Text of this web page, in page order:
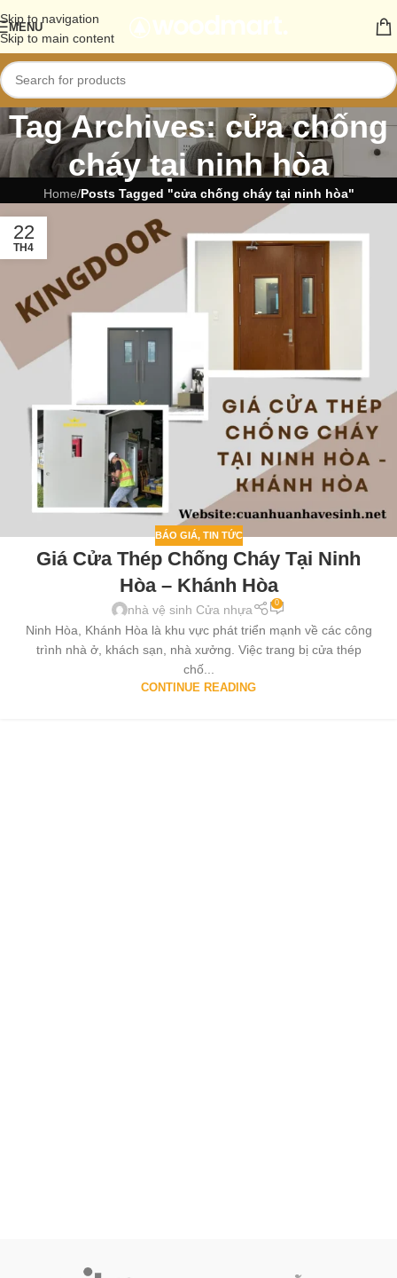
Skip to navigation
Skip to main content
MENU
Tag Archives: cửa chống
cháy tại ninh hòa
Home/Posts Tagged "cửa chống cháy tại ninh hòa"
22
TH4
BÁO GIÁ, TIN TỨC
Giá Cửa Thép Chống Cháy Tại Ninh
Hòa – Khánh Hòa
nhà vệ sinh Cửa nhựa 0
Ninh Hòa, Khánh Hòa là khu vực phát triển mạnh về các công
trình nhà ở, khách sạn, nhà xưởng. Việc trang bị cửa thép
chố...
CONTINUE READING